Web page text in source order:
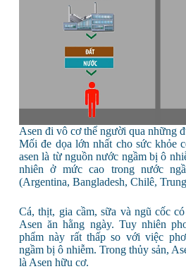
Asen đi vô cơ thể người qua những
Mối đe dọa lớn nhất cho sức khỏe
asen là từ nguồn nước ngầm bị ô
nhiên ở mức cao trong nước
(Argentina, Bangladesh, Chilê,
Cá, thịt, gia cầm, sữa và ngũ cốc
Asen ăn hằng ngày. Tuy nhiên
phẩm này rất thấp so với việc
ngầm bị ô nhiễm. Trong thủy sản,
là Asen hữu cơ.